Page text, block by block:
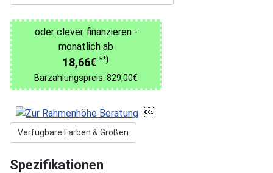
oder clever finanzieren -
monatlich ab
18,66€ **)
Barzahlungspreis: 829,00€

Verfügbare Farben & Größen
Spezifikationen